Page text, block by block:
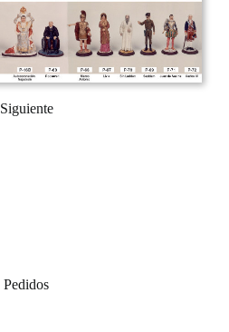
Siguiente
Pedidos